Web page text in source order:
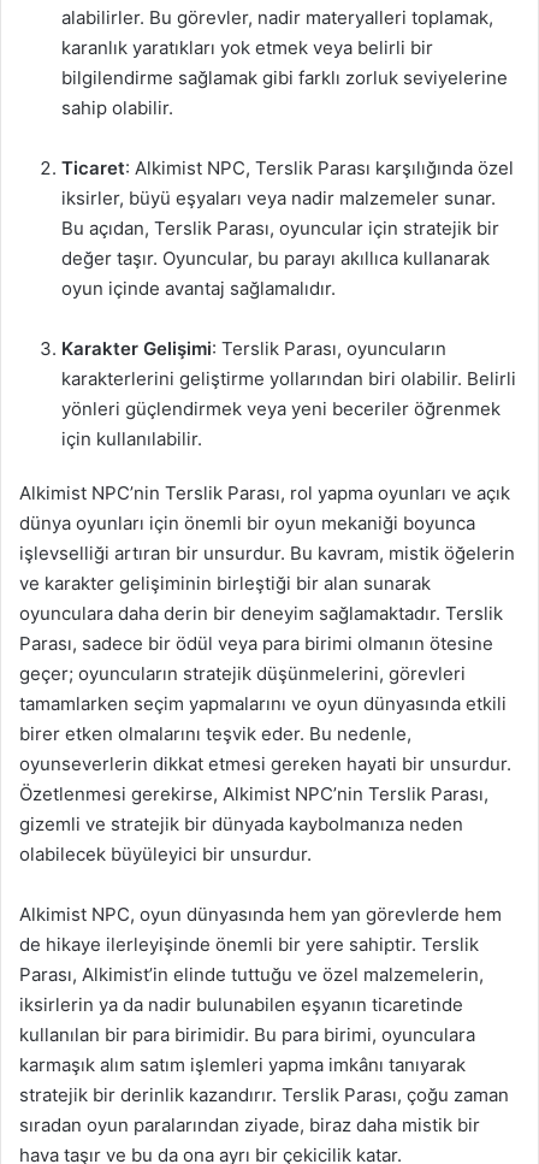
alabilirler. Bu görevler, nadir materyalleri toplamak,
karanlık yaratıkları yok etmek veya belirli bir
bilgilendirme sağlamak gibi farklı zorluk seviyelerine
sahip olabilir.
Ticaret: Alkimist NPC, Terslik Parası karşılığında özel
iksirler, büyü eşyaları veya nadir malzemeler sunar.
Bu açıdan, Terslik Parası, oyuncular için stratejik bir
değer taşır. Oyuncular, bu parayı akıllıca kullanarak
oyun içinde avantaj sağlamalıdır.
Karakter Gelişimi: Terslik Parası, oyuncuların
karakterlerini geliştirme yollarından biri olabilir. Belirli
yönleri güçlendirmek veya yeni beceriler öğrenmek
için kullanılabilir.
Alkimist NPC’nin Terslik Parası, rol yapma oyunları ve açık
dünya oyunları için önemli bir oyun mekaniği boyunca
işlevselliği artıran bir unsurdur. Bu kavram, mistik öğelerin
ve karakter gelişiminin birleştiği bir alan sunarak
oyunculara daha derin bir deneyim sağlamaktadır. Terslik
Parası, sadece bir ödül veya para birimi olmanın ötesine
geçer; oyuncuların stratejik düşünmelerini, görevleri
tamamlarken seçim yapmalarını ve oyun dünyasında etkili
birer etken olmalarını teşvik eder. Bu nedenle,
oyunseverlerin dikkat etmesi gereken hayati bir unsurdur.
Özetlenmesi gerekirse, Alkimist NPC’nin Terslik Parası,
gizemli ve stratejik bir dünyada kaybolmanıza neden
olabilecek büyüleyici bir unsurdur.
Alkimist NPC, oyun dünyasında hem yan görevlerde hem
de hikaye ilerleyişinde önemli bir yere sahiptir. Terslik
Parası, Alkimist’in elinde tuttuğu ve özel malzemelerin,
iksirlerin ya da nadir bulunabilen eşyanın ticaretinde
kullanılan bir para birimidir. Bu para birimi, oyunculara
karmaşık alım satım işlemleri yapma imkânı tanıyarak
stratejik bir derinlik kazandırır. Terslik Parası, çoğu zaman
sıradan oyun paralarından ziyade, biraz daha mistik bir
hava taşır ve bu da ona ayrı bir çekicilik katar.